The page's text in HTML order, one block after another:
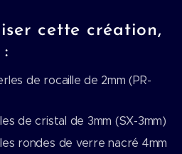
cette création,
de rocaille de 2mm (PR-
de cristal de 3mm (SX-3mm)
rondes de verre nacré 4mm